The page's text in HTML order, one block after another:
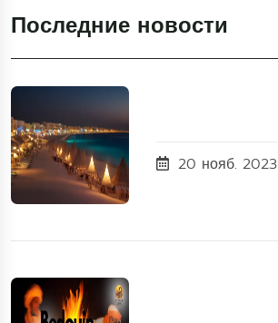
Последние новости
20 нояб. 2023